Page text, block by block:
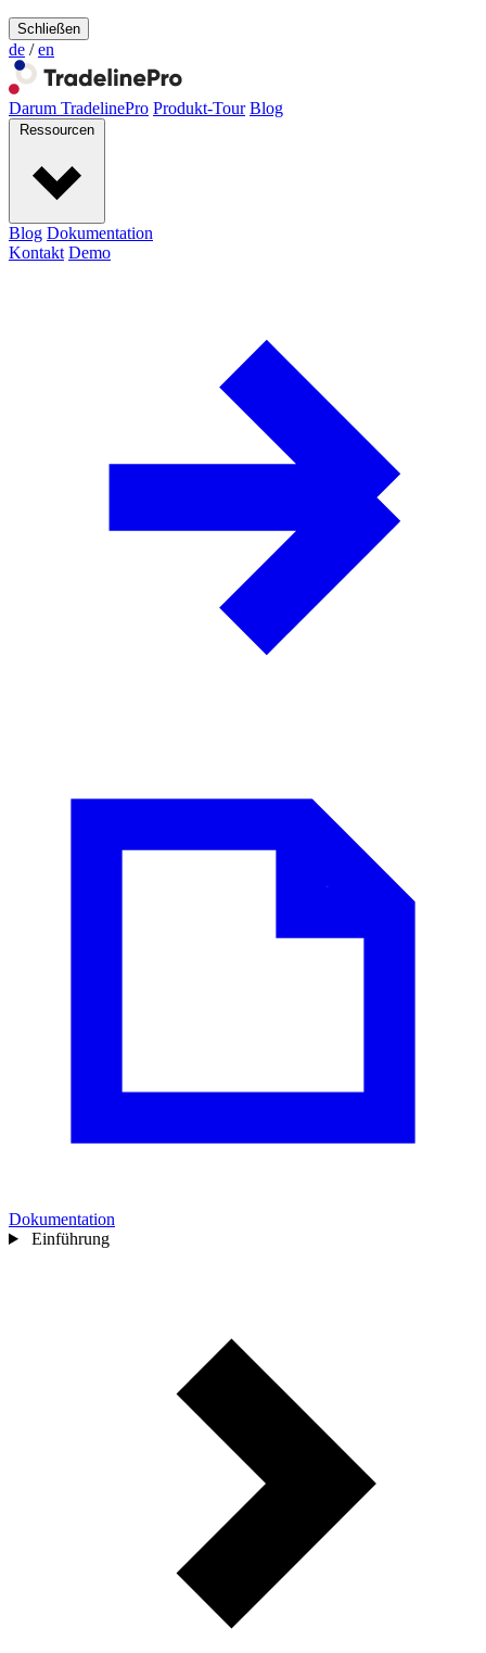
Schließen
de / en
Darum TradelinePro Produkt-Tour Blog
Ressourcen
Blog Dokumentation
Kontakt Demo
Dokumentation
Einführung